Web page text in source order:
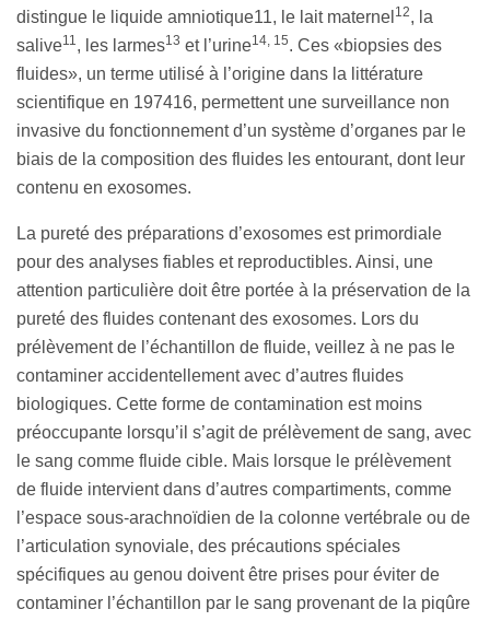
distingue le liquide amniotique11, le lait maternel 12, la
salive11, les larmes13 et l’urine14, 15. Ces «biopsies des
fluides», un terme utilisé à l’origine dans la littérature
scientifique en 197416, permettent une surveillance non
invasive du fonctionnement d’un système d’organes par le
biais de la composition des fluides les entourant, dont leur
contenu en exosomes.
La pureté des préparations d’exosomes est primordiale
pour des analyses fiables et reproductibles. Ainsi, une
attention particulière doit être portée à la préservation de la
pureté des fluides contenant des exosomes. Lors du
prélèvement de l’échantillon de fluide, veillez à ne pas le
contaminer accidentellement avec d’autres fluides
biologiques. Cette forme de contamination est moins
préoccupante lorsqu’il s’agit de prélèvement de sang, avec
le sang comme fluide cible. Mais lorsque le prélèvement
de fluide intervient dans d’autres compartiments, comme
l’espace sous-arachnoïdien de la colonne vertébrale ou de
l’articulation synoviale, des précautions spéciales
spécifiques au genou doivent être prises pour éviter de
contaminer l’échantillon par le sang provenant de la piqûre